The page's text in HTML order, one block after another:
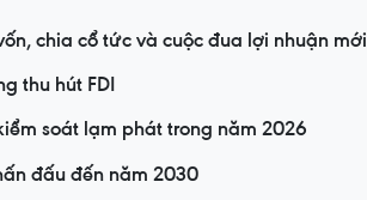
chia cổ tức và cuộc đua lợi nhuận mới
thu hút FDI
soát lạm phát trong năm 2026
đấu đến năm 2030